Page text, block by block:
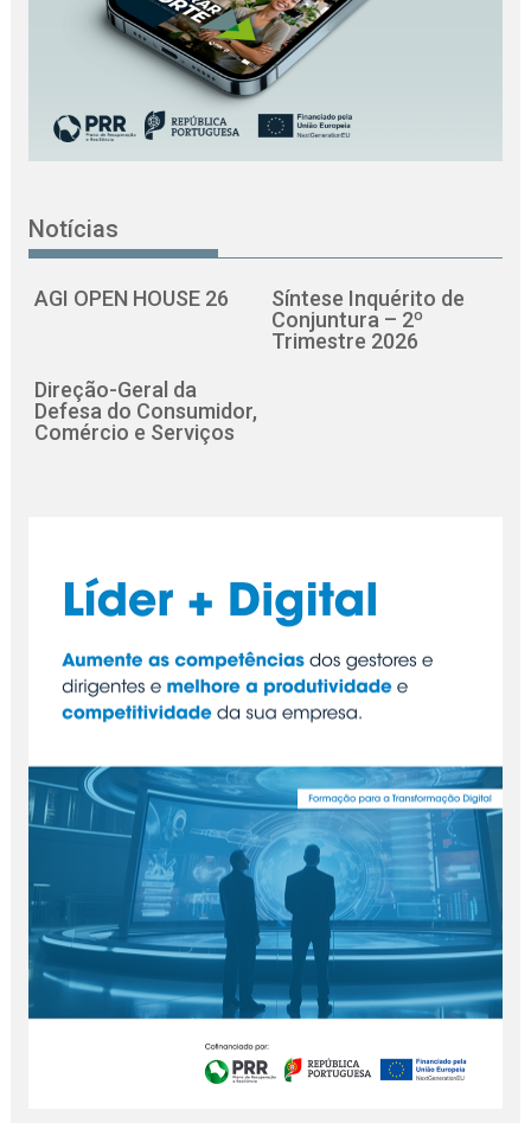
Notícias
AGI OPEN HOUSE 26
Síntese Inquérito de
Conjuntura – 2º
Trimestre 2026
Direção-Geral da
Defesa do Consumidor,
Comércio e Serviços